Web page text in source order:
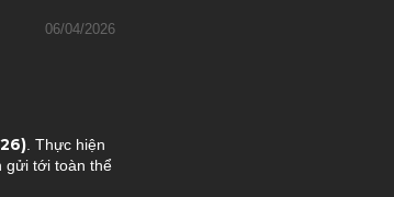
06/04/2026
. Thực hiện
gửi tới toàn thể